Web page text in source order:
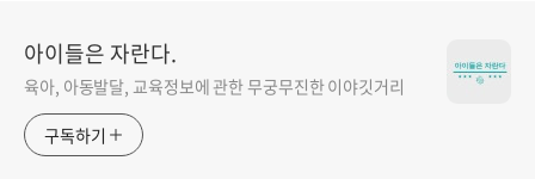
아이들은 자란다.
육아, 아동발달, 교육정보에 관한 무궁무진한 이야깃거리
구독하기